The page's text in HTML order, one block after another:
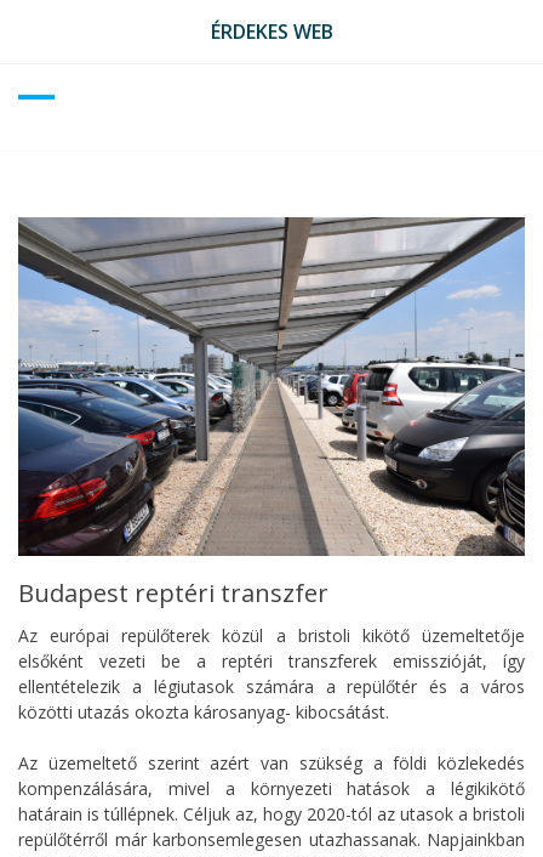
ÉRDEKES WEB
Budapest reptéri transzfer
Az európai repülőterek közül a bristoli kikötő üzemeltetője
elsőként vezeti be a reptéri transzferek emisszióját, így
ellentételezik a légiutasok számára a repülőtér és a város
közötti utazás okozta károsanyag- kibocsátást.
Az üzemeltető szerint azért van szükség a földi közlekedés
kompenzálására, mivel a környezeti hatások a légikikötő
határain is túllépnek. Céljuk az, hogy 2020-tól az utasok a bristoli
repülőtérről már karbonsemlegesen utazhassanak. Napjainkban